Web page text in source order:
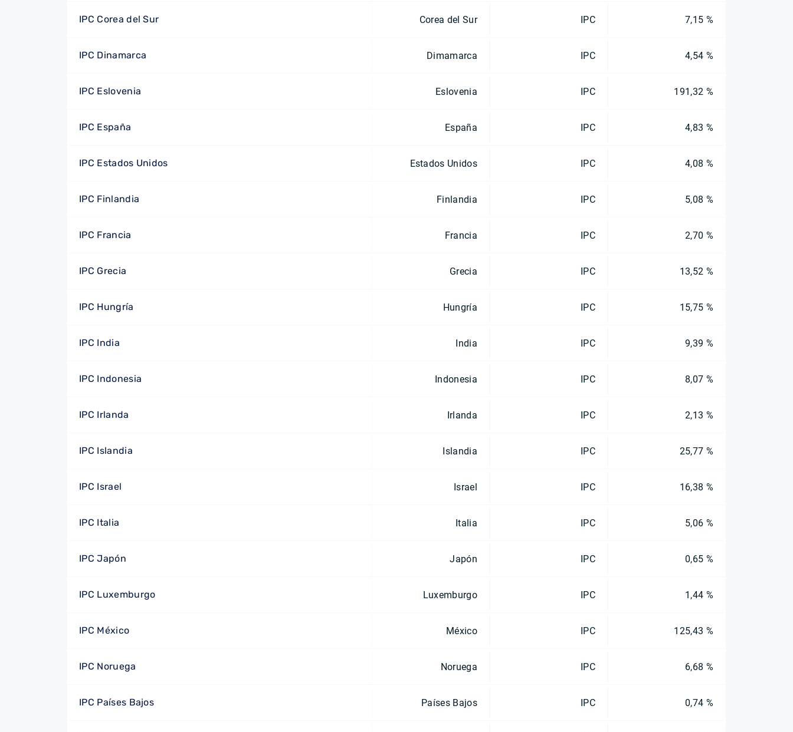
IPC Corea del Sur Corea del Sur IPC 7,15 %
IPC Dinamarca Dimamarca IPC 4,54 %
IPC Eslovenia Eslovenia IPC 191,32 %
IPC España España IPC 4,83 %
IPC Estados Unidos Estados Unidos IPC 4,08 %
IPC Finlandia Finlandia IPC 5,08 %
IPC Francia Francia IPC 2,70 %
IPC Grecia Grecia IPC 13,52 %
IPC Hungría Hungría IPC 15,75 %
IPC India India IPC 9,39 %
IPC Indonesia Indonesia IPC 8,07 %
IPC Irlanda Irlanda IPC 2,13 %
IPC Islandia Islandia IPC 25,77 %
IPC Israel Israel IPC 16,38 %
IPC Italia Italia IPC 5,06 %
IPC Japón Japón IPC 0,65 %
IPC Luxemburgo Luxemburgo IPC 1,44 %
IPC México México IPC 125,43 %
IPC Noruega Noruega IPC 6,68 %
IPC Países Bajos Países Bajos IPC 0,74 %